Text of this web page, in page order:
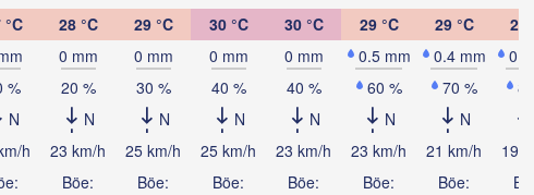
°C
%
N
h
28 °C
0 mm
20 %
N
23 km/h
Böe:
29 °C
0 mm
30 %
N
25 km/h
Böe:
30 °C
0 mm
40 %
N
25 km/h
Böe:
30 °C
0 mm
40 %
N
23 km/h
Böe:
29 °C
0.5 mm
60 %
N
23 km/h
Böe:
29 °C
0.4 mm
70 %
N
21 km/h
Böe:
28
19